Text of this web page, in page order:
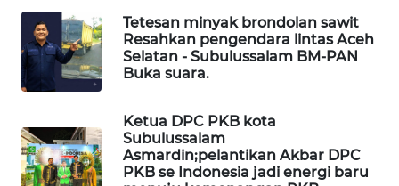
Tetesan minyak brondolan sawit
Resahkan pengendara lintas Aceh
Selatan - Subulussalam BM-PAN
Buka suara.
Ketua DPC PKB kota
Subulussalam
Asmardin;pelantikan Akbar DPC
PKB se Indonesia jadi energi baru
LKKI
KOPEKLIN
PORTAL
KONSUMEN